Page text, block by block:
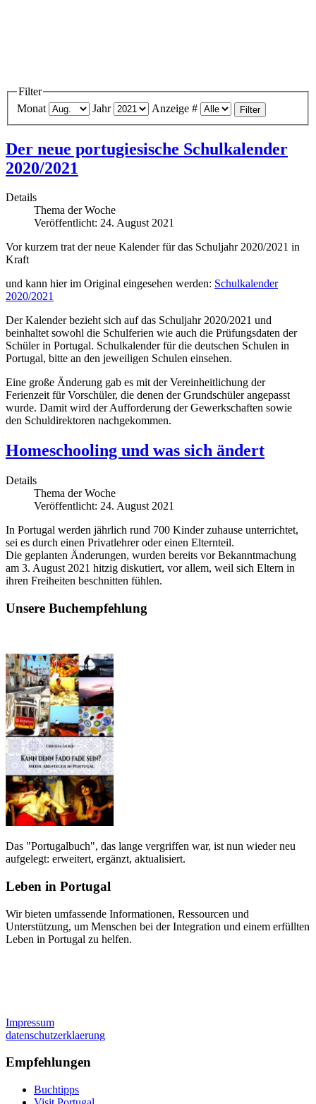
Filter
Monat
Jahr Anzeige # Filter
Der neue portugiesische Schulkalender
2020/2021
Details
Thema der Woche
Veröffentlicht: 24. August 2021
Vor kurzem trat der neue Kalender für das Schuljahr 2020/2021 in
Kraft
und kann hier im Original eingesehen werden: Schulkalender
2020/2021
Der Kalender bezieht sich auf das Schuljahr 2020/2021 und
beinhaltet sowohl die Schulferien wie auch die Prüfungsdaten der
Schüler in Portugal. Schulkalender für die deutschen Schulen in
Portugal, bitte an den jeweiligen Schulen einsehen.
Eine große Änderung gab es mit der Vereinheitlichung der
Ferienzeit für Vorschüler, die denen der Grundschüler angepasst
wurde. Damit wird der Aufforderung der Gewerkschaften sowie
den Schuldirektoren nachgekommen.
Homeschooling und was sich ändert
Details
Thema der Woche
Veröffentlicht: 24. August 2021
In Portugal werden jährlich rund 700 Kinder zuhause unterrichtet,
sei es durch einen Privatlehrer oder einen Elternteil.
Die geplanten Änderungen, wurden bereits vor Bekanntmachung
am 3. August 2021 hitzig diskutiert, vor allem, weil sich Eltern in
ihren Freiheiten beschnitten fühlen.
Unsere Buchempfehlung
Das "Portugalbuch", das lange vergriffen war, ist nun wieder neu
aufgelegt: erweitert, ergänzt, aktualisiert.
Leben in Portugal
Wir bieten umfassende Informationen, Ressourcen und
Unterstützung, um Menschen bei der Integration und einem erfüllten
Leben in Portugal zu helfen.
Impressum
datenschutzerklaerung
Empfehlungen
Buchtipps